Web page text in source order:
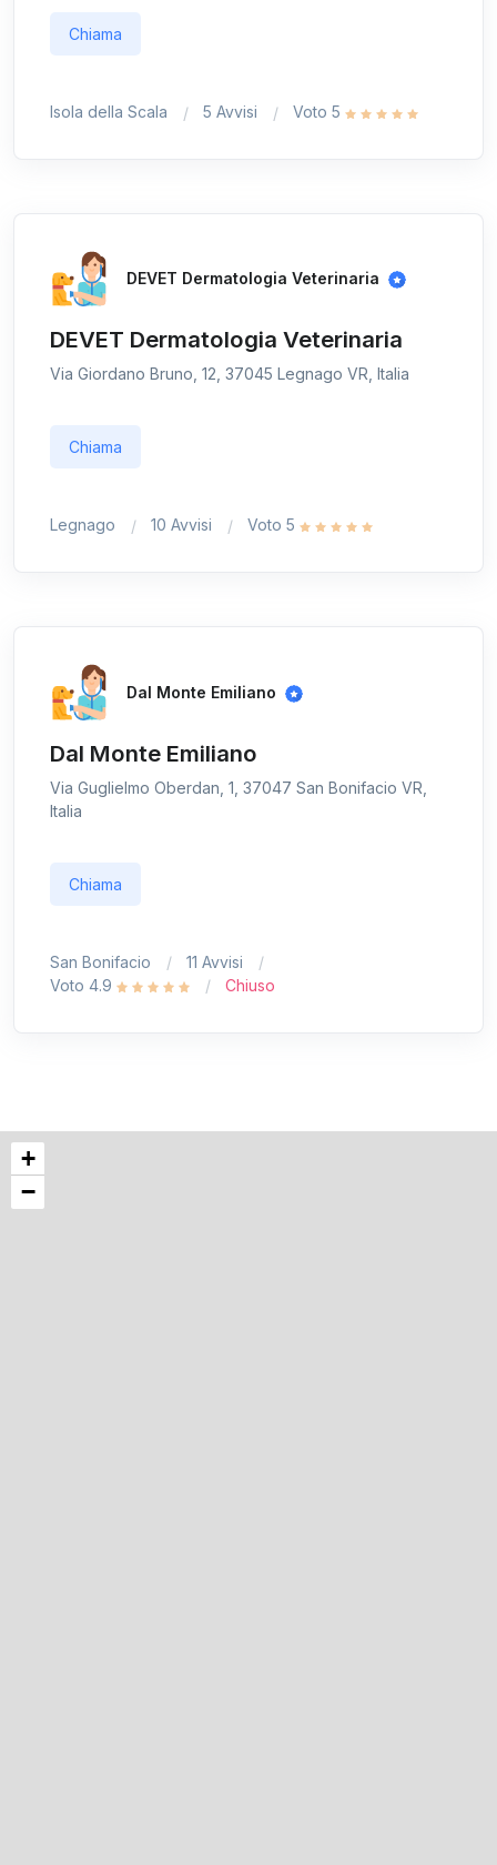
Chiama
Isola della Scala 5 Avvisi Voto 5
DEVET Dermatologia Veterinaria
DEVET Dermatologia Veterinaria
Via Giordano Bruno, 12, 37045 Legnago VR, Italia
Chiama
Legnago 10 Avvisi Voto 5
Dal Monte Emiliano
Dal Monte Emiliano
Via Guglielmo Oberdan, 1, 37047 San Bonifacio VR,
Italia
Chiama
San Bonifacio
11 Avvisi
Voto 4.9
Chiuso
+
−